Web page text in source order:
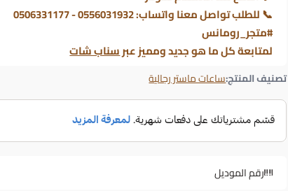
📞 للطلب تواصل معنا واتساب: 0556031932 - 0506331177
#متجر_رومانس
لمتابعة كل ما هو جديد ومميز عبرسناب شات
تصنيف المنتج:ساعات ماستر رجالية
رقم الموديل